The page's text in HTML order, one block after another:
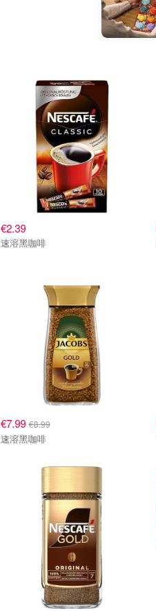
€2.39
速溶黑咖啡
€7.99 €8.99
速溶黑咖啡